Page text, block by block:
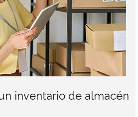
inventario de almacén